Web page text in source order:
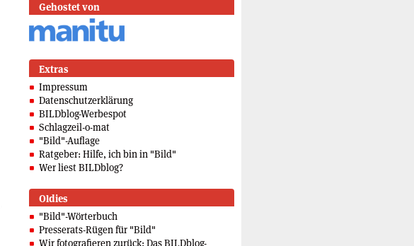
Gehostet von
Extras
Impressum
Datenschutzerklärung
BILDblog-Werbespot
Schlagzeil-o-mat
"Bild"-Auflage
Ratgeber: Hilfe, ich bin in "Bild"
Wer liest BILDblog?
Oldies
"Bild"-Wörterbuch
Presserats-Rügen für "Bild"
Wir fotografieren zurück: Das BILDblog-